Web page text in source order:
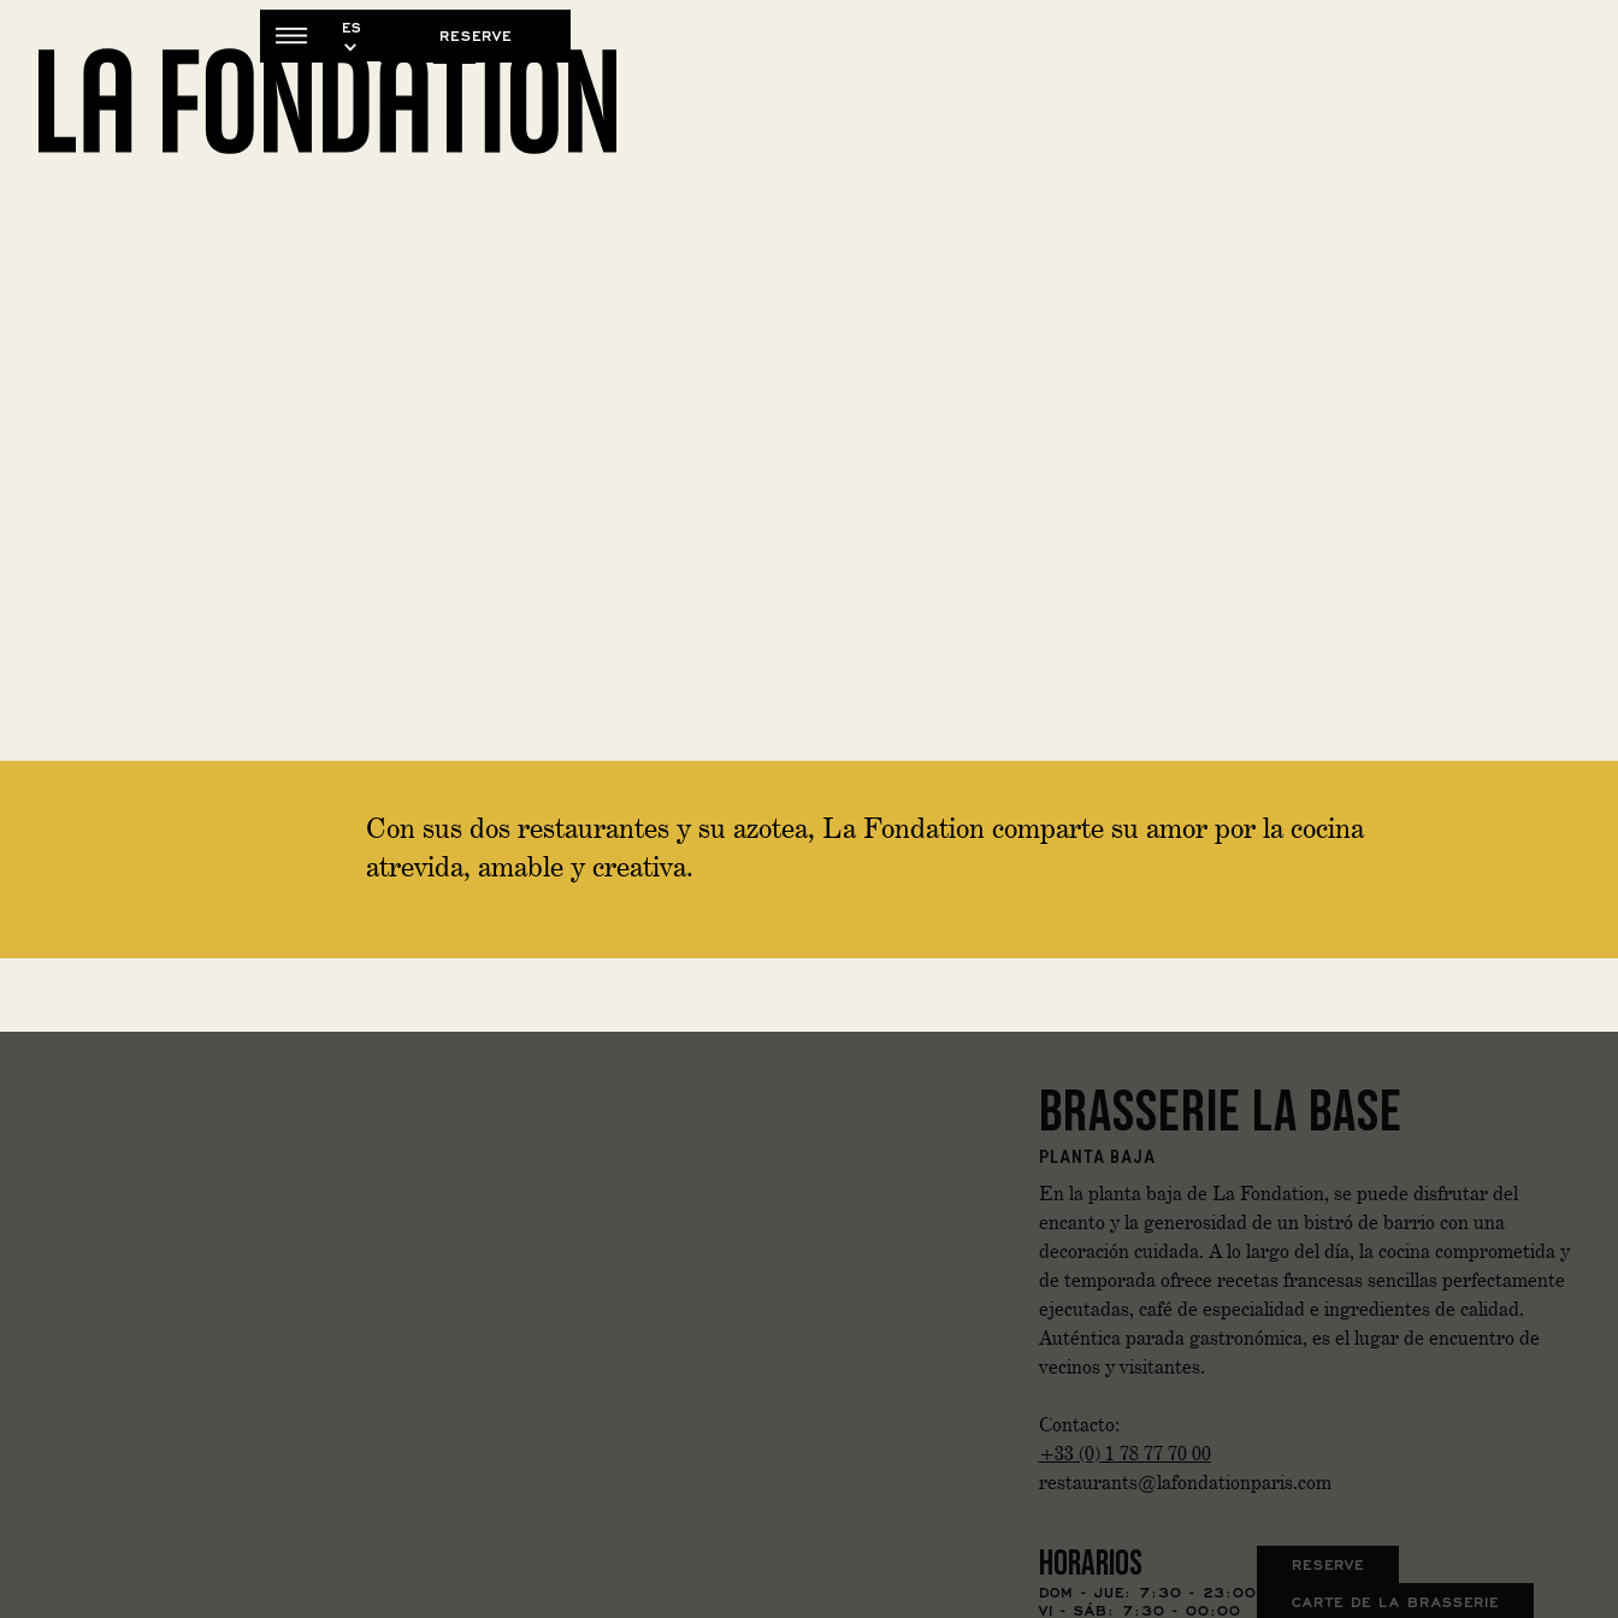
ES RESERVE
Con sus dos restaurantes y su azotea, La Fondation comparte su amor por la cocina
atrevida, amable y creativa.
BRASSERIE LA BASE
PLANTA BAJA
En la planta baja de La Fondation, se puede disfrutar del
encanto y la generosidad de un bistró de barrio con una
decoración cuidada. A lo largo del día, la cocina comprometida y
de temporada ofrece recetas francesas sencillas perfectamente
ejecutadas, café de especialidad e ingredientes de calidad.
Auténtica parada gastronómica, es el lugar de encuentro de
vecinos y visitantes.
Contacto:
+33 (0) 1 78 77 70 00
restaurants@lafondationparis.com
Horarios
DOM - JUE: 7:30 - 23:00
VI - SÁB: 7:30 - 00:00
RESERVE
CARTE DE LA BRASSERIE